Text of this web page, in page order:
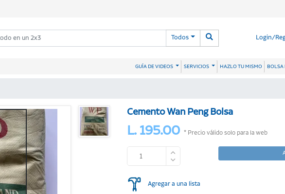
Todos Login/
GUÍA DE VIDEOS SERVICIOS HAZLO TU MISMO BOLSA
Cemento Wan Peng Bolsa
L. 195.00 * Precio válido solo para la web
Agregar a una lista